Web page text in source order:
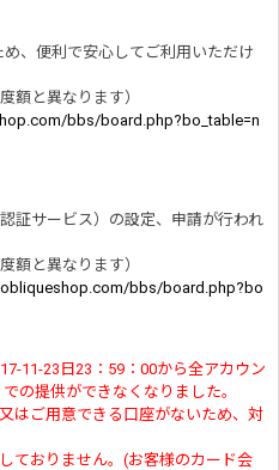
、便利で安心してご利用いただけ
額と異なります）
bbs/board.php?bo_table=n
証サービス）の設定、申請が行われ
額と異なります）
bbs/board.php?bo
11-23日23：59：00から全アカウン
の提供ができなくなりました。
はご用意できる口座がないため、対
ておりません。(お客様のカード会